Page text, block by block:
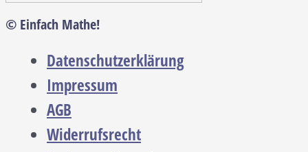
© Einfach Mathe!
Datenschutzerklärung
Impressum
AGB
Widerrufsrecht